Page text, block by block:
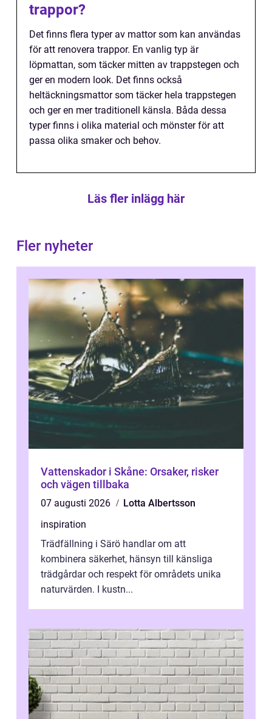
trappor?
Det finns flera typer av mattor som kan användas
för att renovera trappor. En vanlig typ är
löpmattan, som täcker mitten av trappstegen och
ger en modern look. Det finns också
heltäckningsmattor som täcker hela trappstegen
och ger en mer traditionell känsla. Båda dessa
typer finns i olika material och mönster för att
passa olika smaker och behov.
Läs fler inlägg här
Fler nyheter
Vattenskador i Skåne: Orsaker, risker
och vägen tillbaka
07 augusti 2026
Lotta Albertsson
inspiration
Trädfällning i Särö handlar om att
kombinera säkerhet, hänsyn till känsliga
trädgårdar och respekt för områdets unika
naturvärden. I kustn...